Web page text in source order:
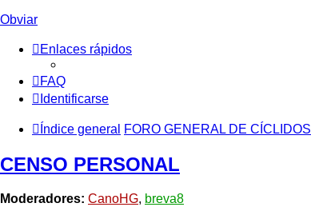
Obviar
Enlaces rápidos
FAQ
Identificarse
Índice general FORO GENERAL DE CÍCLIDOS
CENSO PERSONAL
Moderadores: CanoHG, breva8